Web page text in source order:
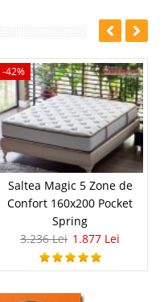
-42%
Saltea Magic 5 Zone de
Confort 160x200 Pocket
Spring
3.236 Lei 1.877 Lei